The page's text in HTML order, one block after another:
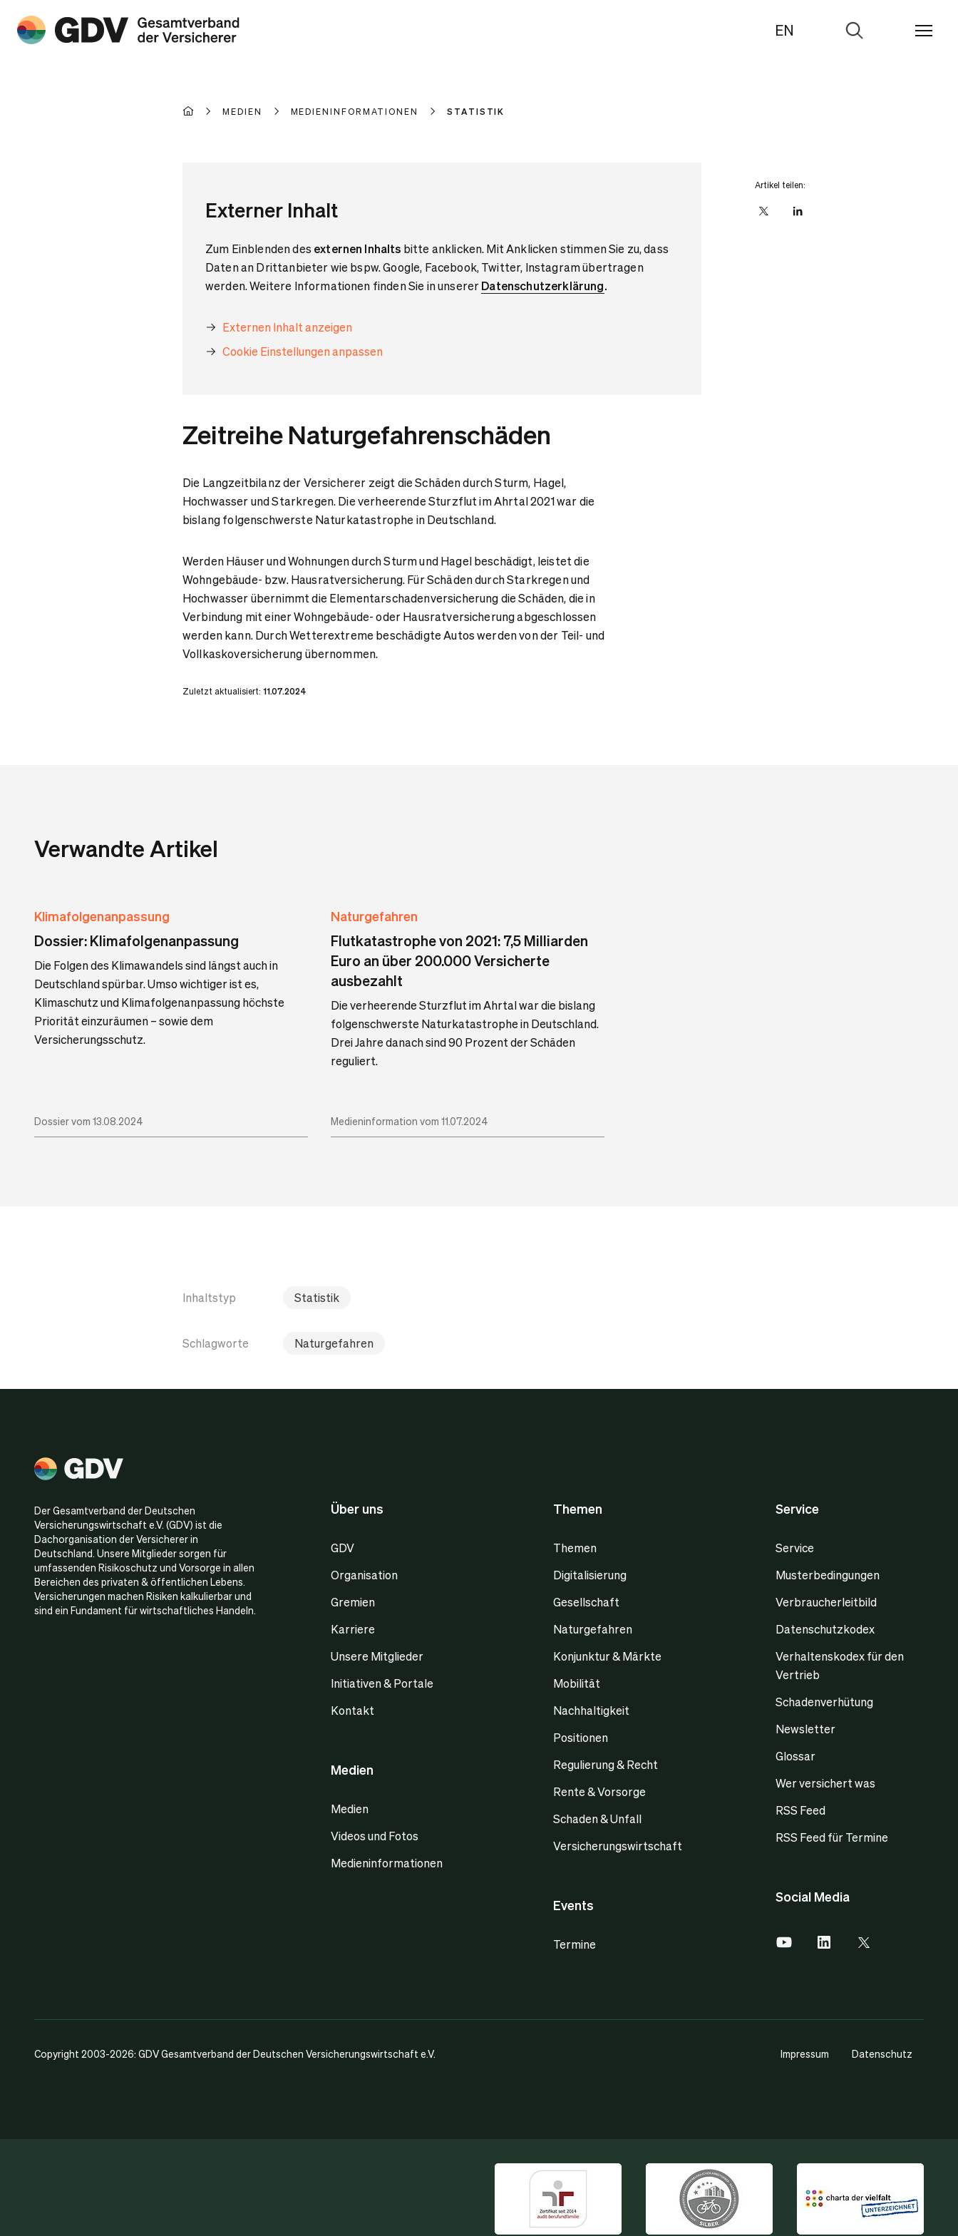
EN
Zur
MEDIEN MEDIENINFORMATIONEN STATISTIK
Externer Inhalt
Zum Einblenden des externen Inhalts bitte anklicken. Mit Anklicken stimmen Sie zu, dass
Daten an Drittanbieter wie bspw. Google, Facebook, Twitter, Instagram übertragen
werden. Weitere Informationen finden Sie in unsererDatenschutzerklärung.
Externen Inhalt anzeigen
Cookie Einstellungen anpassen
Artikel teilen:
X linkedIn
Zeitreihe Naturgefahrenschäden
Die Langzeitbilanz der Versicherer zeigt die Schäden durch Sturm, Hagel,
Hochwasser und Starkregen. Die verheerende Sturzflut im Ahrtal 2021 war die
bislang folgenschwerste Naturkatastrophe in Deutschland.
Werden Häuser und Wohnungen durch Sturm und Hagel beschädigt, leistet die
Wohngebäude- bzw. Hausratversicherung. Für Schäden durch Starkregen und
Hochwasser übernimmt die Elementarschadenversicherung die Schäden, die in
Verbindung mit einer Wohngebäude- oder Hausratversicherung abgeschlossen
werden kann. Durch Wetterextreme beschädigte Autos werden von der Teil- und
Vollkaskoversicherung übernommen.
Zuletzt aktualisiert: 11.07.2024
Verwandte Artikel
Klimafolgenanpassung
Dossier: Klimafolgenanpassung
Die Folgen des Klimawandels sind längst auch in
Deutschland spürbar. Umso wichtiger ist es,
Klimaschutz und Klimafolgenanpassung höchste
Priorität einzuräumen – sowie dem
Versicherungsschutz.
Dossier vom 13.08.2024
Naturgefahren
Flutkatastrophe von 2021: 7,5 Milliarden
Euro an über 200.000 Versicherte
ausbezahlt
Die verheerende Sturzflut im Ahrtal war die bislang
folgenschwerste Naturkatastrophe in Deutschland.
Drei Jahre danach sind 90 Prozent der Schäden
reguliert.
Medieninformation vom 11.07.2024
Inhaltstyp Statistik
Schlagworte Naturgefahren
Der Gesamtverband der Deutschen
Versicherungswirtschaft e.V. (GDV) ist die
Dachorganisation der Versicherer in
Deutschland. Unsere Mitglieder sorgen für
umfassenden Risikoschutz und Vorsorge in allen
Bereichen des privaten & öffentlichen Lebens.
Versicherungen machen Risiken kalkulierbar und
sind ein Fundament für wirtschaftliches Handeln.
Über uns
GDV
Organisation
Gremien
Karriere
Unsere Mitglieder
Initiativen & Portale
Kontakt
Medien
Medien
Videos und Fotos
Medieninformationen
Themen
Themen
Digitalisierung
Gesellschaft
Naturgefahren
Konjunktur & Märkte
Mobilität
Nachhaltigkeit
Positionen
Regulierung & Recht
Rente & Vorsorge
Schaden & Unfall
Versicherungswirtschaft
Events
Termine
Service
Service
Musterbedingungen
Verbraucherleitbild
Datenschutzkodex
Verhaltenskodex für den
Vertrieb
Schadenverhütung
Newsletter
Glossar
Wer versichert was
RSS Feed
RSS Feed für Termine
Social Media
Copyright 2003-2026: GDV Gesamtverband der Deutschen Versicherungswirtschaft e.V. Impressum Datenschutz